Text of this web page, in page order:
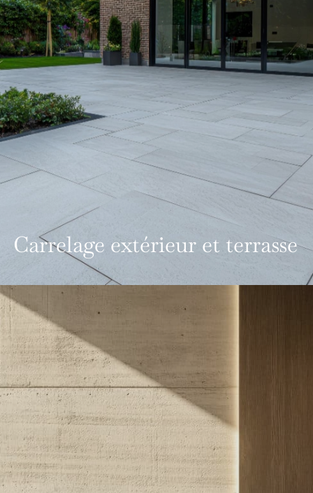
Carrelage extérieur et terrasse